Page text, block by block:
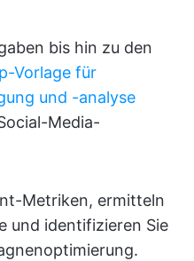
bis hin zu den
Vorlage für
und -analyse
Media-
Metriken, ermitteln
und identifizieren Sie